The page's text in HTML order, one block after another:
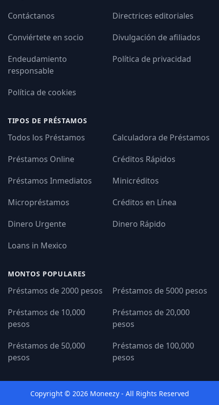
Contáctanos
Directrices editoriales
Conviértete en socio
Divulgación de afiliados
Endeudamiento
responsable
Política de privacidad
Política de cookies
TIPOS DE PRÉSTAMOS
Todos los Préstamos
Calculadora de Préstamos
Préstamos Online
Créditos Rápidos
Préstamos Inmediatos
Minicréditos
Micropréstamos
Créditos en Línea
Dinero Urgente
Dinero Rápido
Loans in Mexico
MONTOS POPULARES
Préstamos de 2000 pesos
Préstamos de 5000 pesos
Préstamos de 10,000
pesos
Préstamos de 20,000
pesos
Préstamos de 50,000
pesos
Préstamos de 100,000
pesos
Copyright © 2026 Moneezy - All Rights Reserved